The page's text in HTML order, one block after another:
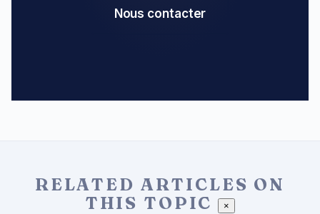
Nous contacter
RELATED ARTICLES ON
THIS TOPIC
×